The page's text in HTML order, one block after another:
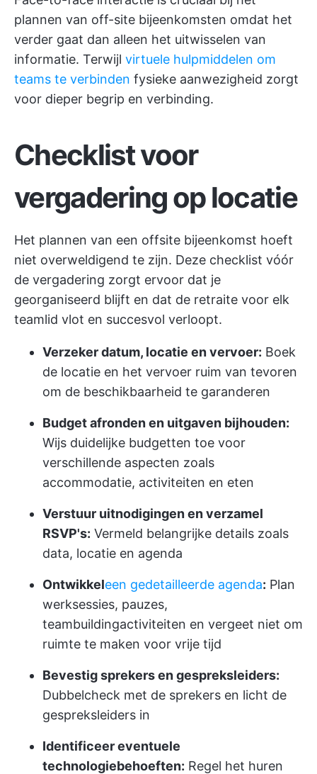
plannen van off-site bijeenkomsten omdat het
verder gaat dan alleen het uitwisselen van
informatie. Terwijl virtuele hulpmiddelen om
teams te verbinden fysieke aanwezigheid zorgt
voor dieper begrip en verbinding.
Checklist voor
vergadering op locatie
Het plannen van een offsite bijeenkomst hoeft
niet overweldigend te zijn. Deze checklist vóór
de vergadering zorgt ervoor dat je
georganiseerd blijft en dat de retraite voor elk
teamlid vlot en succesvol verloopt.
Verzeker datum, locatie en vervoer: Boek
de locatie en het vervoer ruim van tevoren
om de beschikbaarheid te garanderen
Budget afronden en uitgaven bijhouden:
Wijs duidelijke budgetten toe voor
verschillende aspecten zoals
accommodatie, activiteiten en eten
Verstuur uitnodigingen en verzamel
RSVP's: Vermeld belangrijke details zoals
data, locatie en agenda
Ontwikkeleen gedetailleerde agenda: Plan
werksessies, pauzes,
teambuildingactiviteiten en vergeet niet om
ruimte te maken voor vrije tijd
Bevestig sprekers en gespreksleiders:
Dubbelcheck met de sprekers en licht de
gespreksleiders in
Identificeer eventuele
technologiebehoeften: Regel het huren